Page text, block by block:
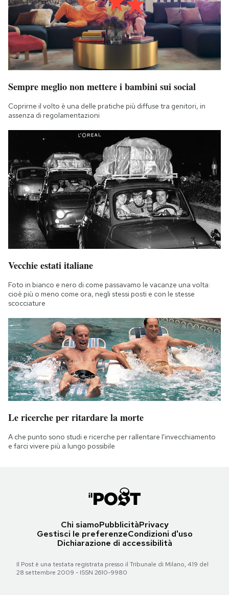
Sempre meglio non mettere i bambini sui social
Coprirne il volto è una delle pratiche più diffuse tra genitori, in
assenza di regolamentazioni
Vecchie estati italiane
Foto in bianco e nero di come passavamo le vacanze una volta:
cioè più o meno come ora, negli stessi posti e con le stesse
scocciature
Le ricerche per ritardare la morte
A che punto sono studi e ricerche per rallentare l'invecchiamento
e farci vivere più a lungo possibile
Chi siamoPubblicitàPrivacy
Gestisci le preferenzeCondizioni d'uso
Dichiarazione di accessibilità
Il Post è una testata registrata presso il Tribunale di Milano, 419 del
28 settembre 2009 - ISSN 2610-9980